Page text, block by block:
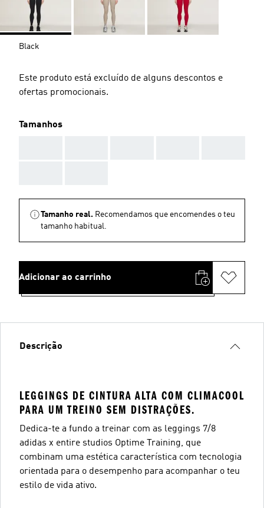
Black
Este produto está excluído de alguns descontos e
ofertas promocionais.
Tamanhos
Tamanho real. Recomendamos que encomendes o teu
tamanho habitual.
Adicionar ao carrinho
Descrição
LEGGINGS DE CINTURA ALTA COM CLIMACOOL
PARA UM TREINO SEM DISTRAÇÕES.
Dedica-te a fundo a treinar com as leggings 7/8
adidas x entire studios Optime Training, que
combinam uma estética característica com tecnologia
orientada para o desempenho para acompanhar o teu
estilo de vida ativo.